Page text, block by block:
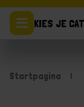
KIES JE
Startpagina